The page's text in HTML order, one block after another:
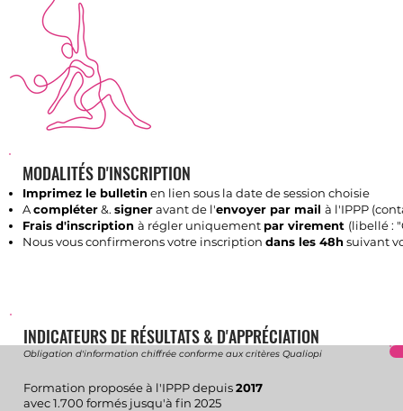
MODALITÉS D'INSCRIPTION
Imprimez le bulletinen lien sous la date de session choisie
Acompléter&. signeravant de l'envoyer par mail à l'IPPP (
Frais d'inscription à régler uniquement par virement (libellé :
Nous vous confirmerons votre inscription dans les 48hsuivant
INDICATEURS DE RÉSULTATS & D'APPRÉCIATION
Obligation d'information chiffrée conforme aux critères Qualiopi
Formation proposée à l'IPPP depuis2017
avec 1.700 formés jusqu'à fin 2025